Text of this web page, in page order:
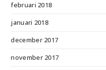
februari 2018
januari 2018
december 2017
november 2017